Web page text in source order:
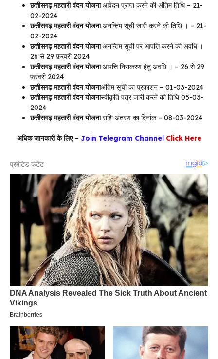
छत्तीसगढ़ महतारी वंदन योजनाआवेदन प्राप्त करने की अंतिम तिथि – 21-
02-2024
छत्तीसगढ़ महतारी वंदन योजनाअनन्तिम सूची जारी करने की तिथि । – 21-
02-2024
छत्तीसगढ़ महतारी वंदन योजनाअनन्तिम सूची पर आपत्ति करने की अवधि ।
26 से 29 फ़रवरी 2024
छत्तीसगढ़ महतारी वंदन योजनाआपत्ति निराकरण हेतु अवधि । – 26 से 29
फ़रवरी 2024
छत्तीसगढ़ महतारी वंदन योजनाअंतिम सूची का प्रकाशन – 01-03-2024
छत्तीसगढ़ महतारी वंदन योजनास्वीकृति पत्र जारी करने की तिथि 05-03-
2024
छत्तीसगढ़ महतारी वंदन योजनाराशि अंतरण का दिनांक – 08-03-2024
अधिक जानकारी के लिए – Join Telegram ChannelClick Here